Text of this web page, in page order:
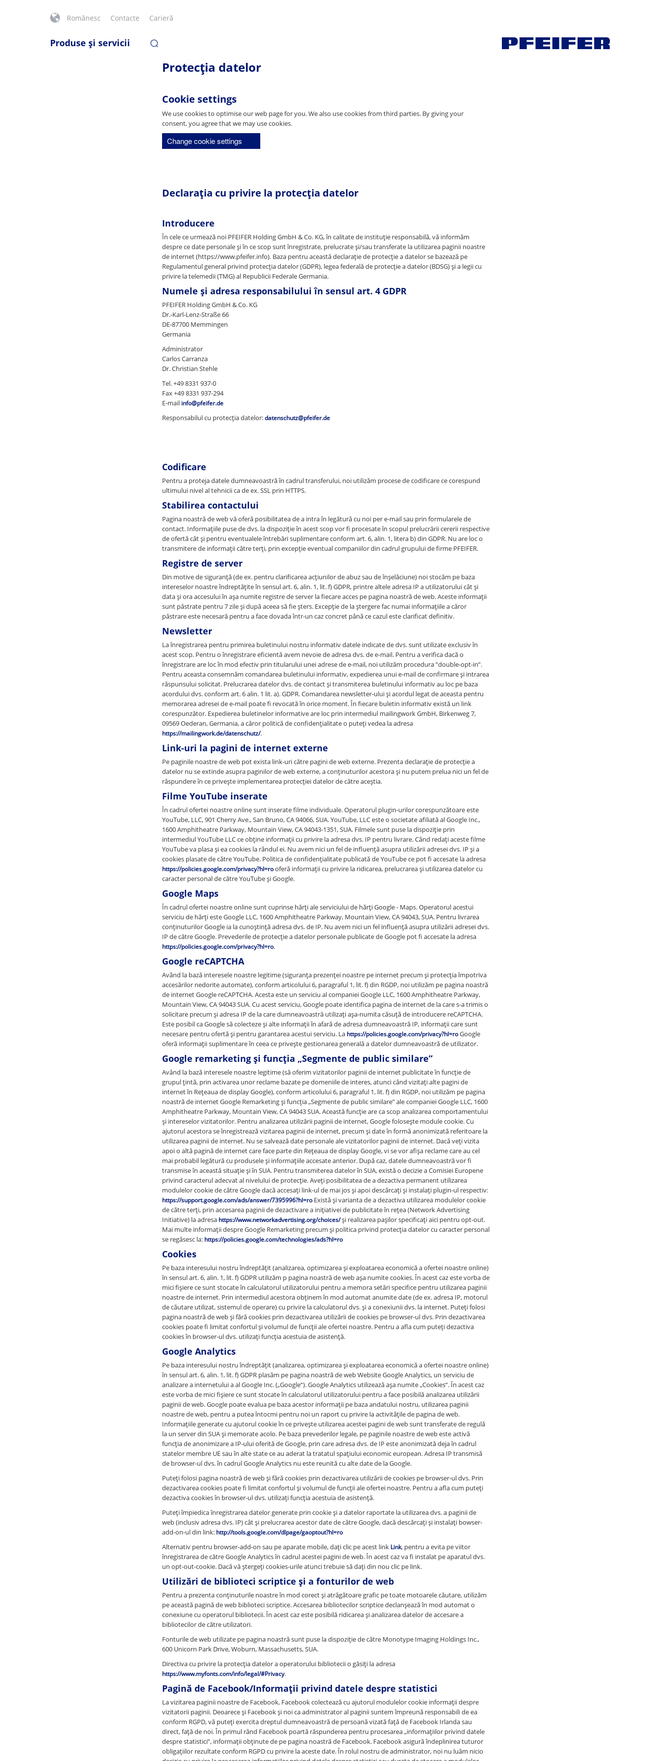
Românesc Contacte Carieră
Produse şi servicii
Protecția datelor
Cookie settings
We use cookies to optimise our web page for you. We also use cookies from third parties. By giving your
consent, you agree that we may use cookies.
Change cookie settings
Declarația cu privire la protecția datelor
Introducere
În cele ce urmează noi PFEIFER Holding GmbH & Co. KG, în calitate de instituție responsabilă, vă informăm
despre ce date personale și în ce scop sunt înregistrate, prelucrate și/sau transferate la utilizarea paginii noastre
de internet (https://www.pfeifer.info). Baza pentru această declarație de protecție a datelor se bazează pe
Regulamentul general privind protecția datelor (GDPR), legea federală de protecție a datelor (BDSG) și a legii cu
privire la telemedii (TMG) al Republicii Federale Germania.
Numele și adresa responsabilului în sensul art. 4 GDPR
PFEIFER Holding GmbH & Co. KG
Dr.-Karl-Lenz-Straße 66
DE-87700 Memmingen
Germania
Administrator
Carlos Carranza
Dr. Christian Stehle
Tel. +49 8331 937-0
Fax +49 8331 937-294
E-mail info@pfeifer.de
Responsabilul cu protecția datelor:datenschutz@pfeifer.de
Codificare
Pentru a proteja datele dumneavoastră în cadrul transferului, noi utilizăm procese de codificare ce corespund
ultimului nivel al tehnicii ca de ex. SSL prin HTTPS.
Stabilirea contactului
Pagina noastră de web vă oferă posibilitatea de a intra în legătură cu noi per e-mail sau prin formularele de
contact. Informațiile puse de dvs. la dispoziție în acest scop vor fi procesate în scopul prelucrării cererii respective
de ofertă cât și pentru eventualele întrebări suplimentare conform art. 6, alin. 1, litera b) din GDPR. Nu are loc o
transmitere de informații către terți, prin excepție eventual companiilor din cadrul grupului de firme PFEIFER.
Registre de server
Din motive de siguranță (de ex. pentru clarificarea acțiunilor de abuz sau de înșelăciune) noi stocăm pe baza
intereselor noastre îndreptățite în sensul art. 6, alin. 1, lit. f) GDPR, printre altele adresa IP a utilizatorului cât și
data și ora accesului în așa numite registre de server la fiecare acces pe pagina noastră de web. Aceste informații
sunt păstrate pentru 7 zile și după aceea să fie șters. Excepție de la ștergere fac numai informațiile a căror
păstrare este necesară pentru a face dovada într-un caz concret până ce cazul este clarificat definitiv.
Newsletter
La înregistrarea pentru primirea buletinului nostru informativ datele indicate de dvs. sunt utilizate exclusiv în
acest scop. Pentru o înregistrare eficientă avem nevoie de adresa dvs. de e-mail. Pentru a verifica dacă o
înregistrare are loc în mod efectiv prin titularului unei adrese de e-mail, noi utilizăm procedura ”double-opt-in”.
Pentru aceasta consemnăm comandarea buletinului informativ, expedierea unui e-mail de confirmare și intrarea
răspunsului solicitat. Prelucrarea datelor dvs. de contact și transmiterea buletinului informativ au loc pe baza
acordului dvs. conform art. 6 alin. 1 lit. a). GDPR. Comandarea newsletter-ului și acordul legat de aceasta pentru
memorarea adresei de e-mail poate fi revocată în orice moment. În fiecare buletin informativ există un link
corespunzător. Expedierea buletinelor informative are loc prin intermediul mailingwork GmbH, Birkenweg 7,
09569 Oederan, Germania, a căror politică de confidențialitate o puteți vedea la adresa
https://mailingwork.de/datenschutz/.
Link-uri la pagini de internet externe
Pe paginile noastre de web pot exista link-uri către pagini de web externe. Prezenta declarație de protecție a
datelor nu se extinde asupra paginilor de web externe, a conținuturilor acestora și nu putem prelua nici un fel de
răspundere în ce privește implementarea protecției datelor de către aceștia.
Filme YouTube inserate
În cadrul ofertei noastre online sunt inserate filme individuale. Operatorul plugin-urilor corespunzătoare este
YouTube, LLC, 901 Cherry Ave., San Bruno, CA 94066, SUA. YouTube, LLC este o societate afiliată al Google Inc.,
1600 Amphitheatre Parkway, Mountain View, CA 94043-1351, SUA. Filmele sunt puse la dispoziție prin
intermediul YouTube LLC ce obține informații cu privire la adresa dvs. IP pentru livrare. Când redați aceste filme
YouTube va plasa și ea cookies la rândul ei. Nu avem nici un fel de influență asupra utilizării adresei dvs. IP și a
cookies plasate de către YouTube. Politica de confidențialitate publicată de YouTube ce pot fi accesate la adresa
https://policies.google.com/privacy?hl=rooferă informații cu privire la ridicarea, prelucrarea și utilizarea datelor cu
caracter personal de către YouTube și Google.
Google Maps
În cadrul ofertei noastre online sunt cuprinse hărți ale serviciului de hărți Google - Maps. Operatorul acestui
serviciu de hărți este Google LLC, 1600 Amphitheatre Parkway, Mountain View, CA 94043, SUA. Pentru livrarea
conținuturilor Google ia la cunoștință adresa dvs. de IP. Nu avem nici un fel influență asupra utilizării adresei dvs.
IP de către Google. Prevederile de protecție a datelor personale publicate de Google pot fi accesate la adresa
https://policies.google.com/privacy?hl=ro.
Google reCAPTCHA
Având la bază interesele noastre legitime (siguranţa prezenței noastre pe internet precum și protecţia împotriva
accesărilor nedorite automate), conform articolului 6, paragraful 1, lit. f) din RGDP, noi utilizăm pe pagina noastră
de internet Google reCAPTCHA. Acesta este un serviciu al companiei Google LLC, 1600 Amphitheatre Parkway,
Mountain View, CA 94043 SUA. Cu acest serviciu, Google poate identifica pagina de internet de la care s-a trimis o
solicitare precum și adresa IP de la care dumneavoastră utilizați așa-numita căsuță de introducere reCAPTCHA.
Este posibil ca Google să colecteze și alte informații în afară de adresa dumneavoastră IP, informații care sunt
necesare pentru ofertă și pentru garantarea acestui serviciu. La https://policies.google.com/privacy?hl=roGoogle
oferă informații suplimentare în ceea ce privește gestionarea generală a datelor dumneavoastră de utilizator.
Google remarketing și funcția „Segmente de public similare”
Având la bază interesele noastre legitime (să oferim vizitatorilor paginii de internet publicitate în funcție de
grupul țintă, prin activarea unor reclame bazate pe domeniile de interes, atunci când vizitați alte pagini de
internet în Rețeaua de display Google), conform articolului 6, paragraful 1, lit. f) din RGDP, noi utilizăm pe pagina
noastră de internet Google Remarketing și funcția „Segmente de public similare” ale companiei Google LLC, 1600
Amphitheatre Parkway, Mountain View, CA 94043 SUA. Această funcție are ca scop analizarea comportamentului
și intereselor vizitatorilor. Pentru analizarea utilizării paginii de internet, Google folosește module cookie. Cu
ajutorul acestora se înregistrează vizitarea paginii de internet, precum și date în formă anonimizată referitoare la
utilizarea paginii de internet. Nu se salvează date personale ale vizitatorilor paginii de internet. Dacă veți vizita
apoi o altă pagină de internet care face parte din Rețeaua de display Google, vi se vor afișa reclame care au cel
mai probabil legătură cu produsele și informațiile accesate anterior. După caz, datele dumneavoastră vor fi
transmise în această situație și în SUA. Pentru transmiterea datelor în SUA, există o decizie a Comisiei Europene
privind caracterul adecvat al nivelului de protecție. Aveți posibilitatea de a dezactiva permanent utilizarea
modulelor cookie de către Google dacă accesați link-ul de mai jos și apoi descărcați și instalați plugin-ul respectiv:
https://support.google.com/ads/answer/7395996?hl=ro Există și varianta de a dezactiva utilizarea modulelor cookie
de către terți, prin accesarea paginii de dezactivare a inițiativei de publicitate în rețea (Network Advertising
Initiative) la adresa https://www.networkadvertising.org/choices/și realizarea pașilor specificați aici pentru opt-out.
Mai multe informații despre Google Remarketing precum și politica privind protecția datelor cu caracter personal
se regăsesc la: https://policies.google.com/technologies/ads?hl=ro
Cookies
Pe baza interesului nostru îndreptățit (analizarea, optimizarea și exploatarea economică a ofertei noastre online)
în sensul art. 6, alin. 1, lit. f) GDPR utilizăm p pagina noastră de web așa numite cookies. În acest caz este vorba de
mici fișiere ce sunt stocate în calculatorul utilizatorului pentru a memora setări specifice pentru utilizarea paginii
noastre de internet. Prin intermediul acestora obținem în mod automat anumite date (de ex. adresa IP, motorul
de căutare utilizat, sistemul de operare) cu privire la calculatorul dvs. și a conexiunii dvs. la internet. Puteți folosi
pagina noastră de web și fără cookies prin dezactivarea utilizării de cookies pe browser-ul dvs. Prin dezactivarea
cookies poate fi limitat confortul și volumul de funcții ale ofertei noastre. Pentru a afla cum puteți dezactiva
cookies în browser-ul dvs. utilizați funcția acestuia de asistență.
Google Analytics
Pe baza interesului nostru îndreptățit (analizarea, optimizarea și exploatarea economică a ofertei noastre online)
în sensul art. 6, alin. 1, lit. f) GDPR plasăm pe pagina noastră de web Website Google Analytics, un serviciu de
analizare a internetului a al Google Inc. („Google“). Google Analytics utilizează așa numite „Cookies“. În acest caz
este vorba de mici fișiere ce sunt stocate în calculatorul utilizatorului pentru a face posibilă analizarea utilizării
paginii de web. Google poate evalua pe baza acestor informații pe baza andatului nostru, utilizarea paginii
noastre de web, pentru a putea întocmi pentru noi un raport cu privire la activitățile de pagina de web.
Informațiile generate cu ajutorul cookie în ce privește utilizarea acestei pagini de web sunt transferate de regulă
la un server din SUA și memorate acolo. Pe baza prevederilor legale, pe paginile noastre de web este activă
funcția de anonimizare a IP-ului oferită de Google, prin care adresa dvs. de IP este anonimizată deja în cadrul
statelor membre UE sau în alte state ce au aderat la tratatul spațiului economic european. Adresa IP transmisă
de browser-ul dvs. în cadrul Google Analytics nu este reunită cu alte date de la Google.
Puteți folosi pagina noastră de web și fără cookies prin dezactivarea utilizării de cookies pe browser-ul dvs. Prin
dezactivarea cookies poate fi limitat confortul și volumul de funcții ale ofertei noastre. Pentru a afla cum puteți
dezactiva cookies în browser-ul dvs. utilizați funcția acestuia de asistență.
Puteți împiedica înregistrarea datelor generate prin cookie și a datelor raportate la utilizarea dvs. a paginii de
web (inclusiv adresa dvs. IP) cât și prelucrarea acestor date de către Google, dacă descărcați și instalați bowser-
add-on-ul din link: http://tools.google.com/dlpage/gaoptout?hl=ro
Alternativ pentru browser-add-on sau pe aparate mobile, dați clic pe acest link Link, pentru a evita pe viitor
înregistrarea de către Google Analytics în cadrul acestei pagini de web. În acest caz va fi instalat pe aparatul dvs.
un opt-out-cookie. Dacă vă ștergeți cookies-urile atunci trebuie să dați din nou clic pe link.
Utilizări de biblioteci scriptice și a fonturilor de web
Pentru a prezenta conținuturile noastre în mod corect și atrăgătoare grafic pe toate motoarele căutare, utilizăm
pe această pagină de web biblioteci scriptice. Accesarea bibliotecilor scriptice declanșează în mod automat o
conexiune cu operatorul bibliotecii. În acest caz este posibilă ridicarea și analizarea datelor de accesare a
bibliotecilor de către utilizatori.
Fonturile de web utilizate pe pagina noastră sunt puse la dispoziție de către Monotype Imaging Holdings Inc.,
600 Unicorn Park Drive, Woburn, Massachusetts, SUA.
Directiva cu privire la protecția datelor a operatorului bibliotecii o găsiți la adresa
https://www.myfonts.com/info/legal/#Privacy.
Pagină de Facebook/Informații privind datele despre statistici
La vizitarea paginii noastre de Facebook, Facebook colectează cu ajutorul modulelor cookie informații despre
vizitatorii paginii. Deoarece și Facebook și noi ca administrator al paginii suntem împreună responsabili de ea
conform RGPD, vă puteți exercita dreptul dumneavoastră de persoană vizată față de Facebook Irlanda sau
direct, față de noi. În primul rând Facebook poartă răspunderea pentru procesarea „informațiilor privind datele
despre statistici”, informații obținute de pe pagina noastră de Facebook. Facebook asigură îndeplinirea tuturor
obligațiilor rezultate conform RGPD cu privire la aceste date. În rolul nostru de administrator, noi nu luăm nicio